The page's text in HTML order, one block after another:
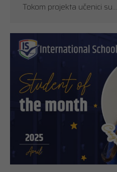
Tokom projekta učenici su…